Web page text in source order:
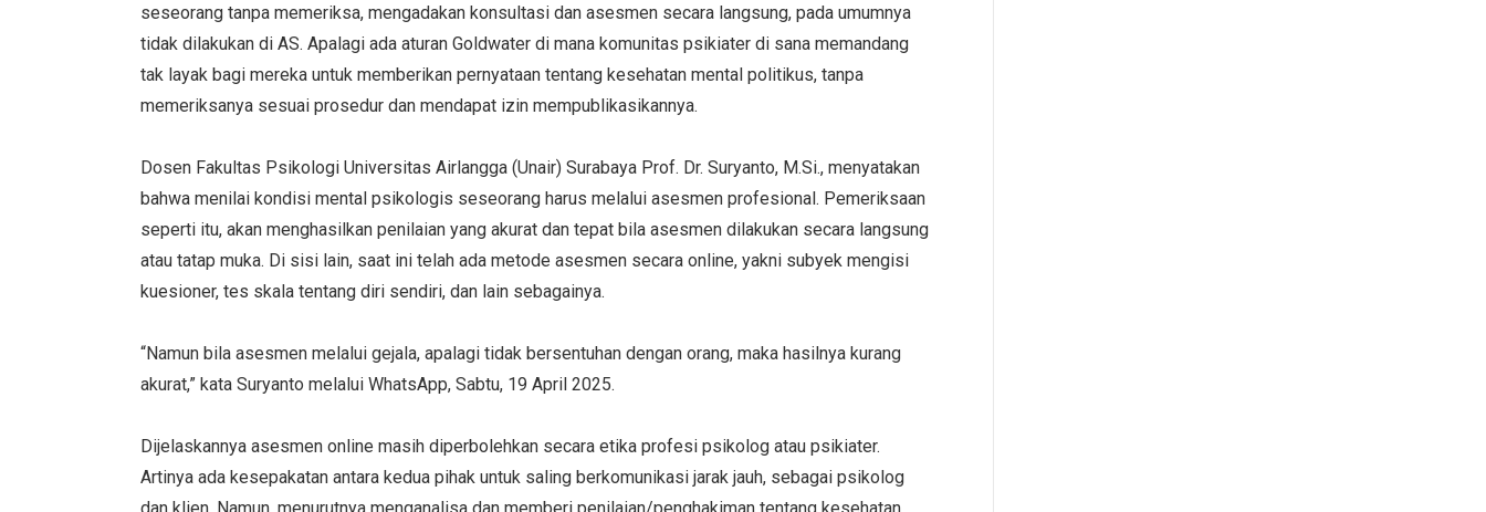
seseorang tanpa memeriksa, mengadakan konsultasi dan asesmen secara langsung, pada umumnya
tidak dilakukan di AS. Apalagi ada aturan Goldwater di mana komunitas psikiater di sana memandang
tak layak bagi mereka untuk memberikan pernyataan tentang kesehatan mental politikus, tanpa
memeriksanya sesuai prosedur dan mendapat izin mempublikasikannya.
Dosen Fakultas Psikologi Universitas Airlangga (Unair) Surabaya Prof. Dr. Suryanto, M.Si., menyatakan
bahwa menilai kondisi mental psikologis seseorang harus melalui asesmen profesional. Pemeriksaan
seperti itu, akan menghasilkan penilaian yang akurat dan tepat bila asesmen dilakukan secara langsung
atau tatap muka. Di sisi lain, saat ini telah ada metode asesmen secara online, yakni subyek mengisi
kuesioner, tes skala tentang diri sendiri, dan lain sebagainya.
“Namun bila asesmen melalui gejala, apalagi tidak bersentuhan dengan orang, maka hasilnya kurang
akurat,” kata Suryanto melalui WhatsApp, Sabtu, 19 April 2025.
Dijelaskannya asesmen online masih diperbolehkan secara etika profesi psikolog atau psikiater.
Artinya ada kesepakatan antara kedua pihak untuk saling berkomunikasi jarak jauh, sebagai psikolog